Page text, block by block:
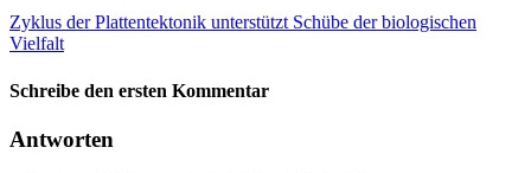
Zyklus der Plattentektonik unterstützt Schübe der biologischen
Vielfalt
Schreibe den ersten Kommentar
Antworten